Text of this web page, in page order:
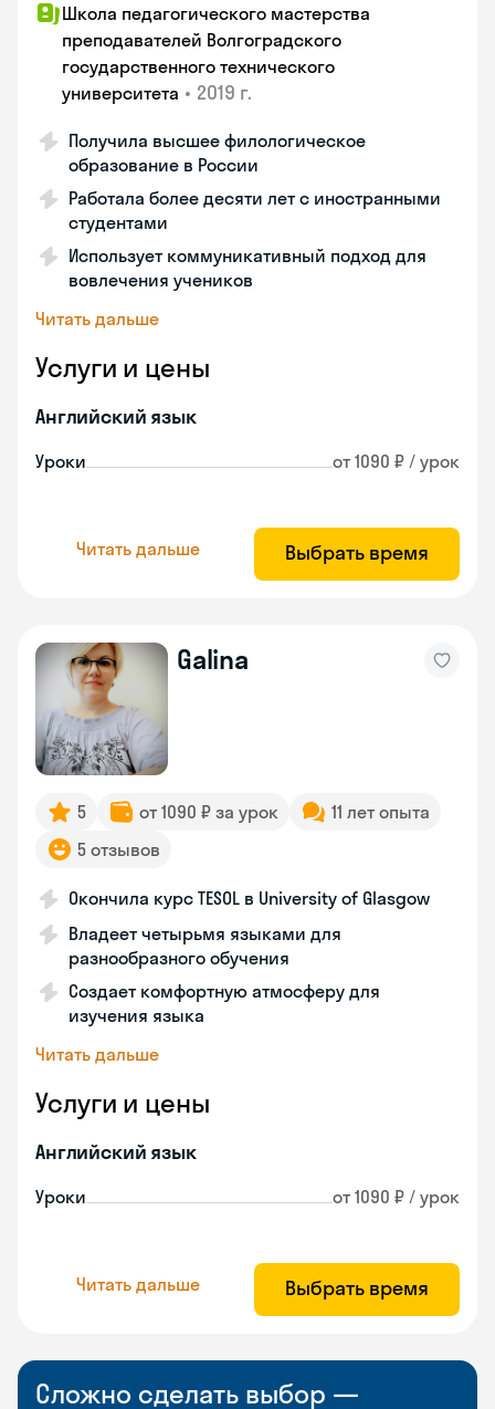
Школа педагогического мастерства
преподавателей Волгоградского
государственного технического
университета • 2019 г.
Получила высшее филологическое
образование в России
Работала более десяти лет с иностранными
студентами
Использует коммуникативный подход для
вовлечения учеников
Читать дальше
Услуги и цены
Английский язык
Уроки от 1090 ₽ / урок
Читать дальше Выбрать время
Galina
5 от 1090 ₽ за урок
11 лет опыта
5 отзывов
Окончила курс TESOL в University of Glasgow
Владеет четырьмя языками для
разнообразного обучения
Создает комфортную атмосферу для
изучения языка
Читать дальше
Услуги и цены
Английский язык
Уроки от 1090 ₽ / урок
Читать дальше Выбрать время
Сложно сделать выбор —